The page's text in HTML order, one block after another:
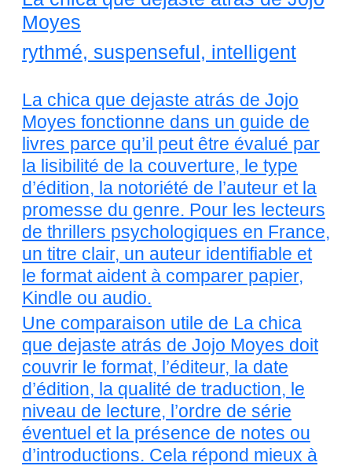
Moyes
rythmé, suspenseful, intelligent
La chica que dejaste atrás de Jojo
Moyes fonctionne dans un guide de
livres parce qu’il peut être évalué par
la lisibilité de la couverture, le type
d’édition, la notoriété de l’auteur et la
promesse du genre. Pour les lecteurs
de thrillers psychologiques en France,
un titre clair, un auteur identifiable et
le format aident à comparer papier,
Kindle ou audio.
Une comparaison utile de La chica
que dejaste atrás de Jojo Moyes doit
couvrir le format, l’éditeur, la date
d’édition, la qualité de traduction, le
niveau de lecture, l’ordre de série
éventuel et la présence de notes ou
d’introductions. Cela répond mieux à